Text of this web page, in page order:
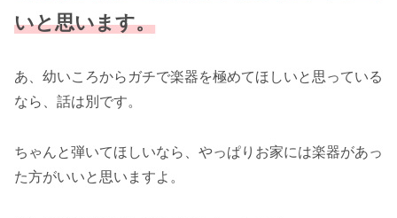
いと思います。
あ、幼いころからガチで楽器を極めてほしいと思っている
なら、話は別です。
ちゃんと弾いてほしいなら、やっぱりお家には楽器があっ
た方がいいと思いますよ。